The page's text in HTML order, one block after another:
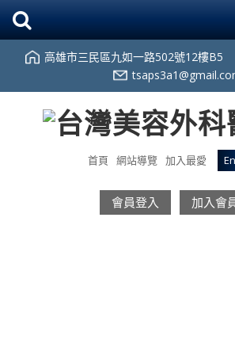
高雄市三民區九如一路502號12樓B5
首頁 網站導覽 加入最愛
會員登入 加入會